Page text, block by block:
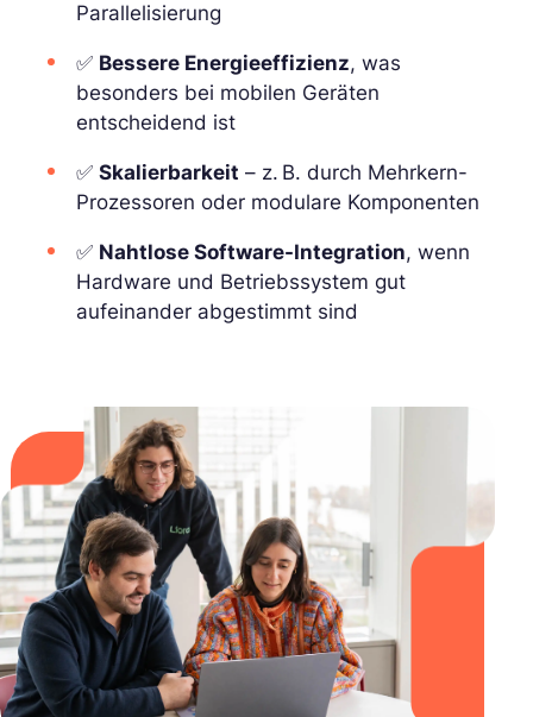
Parallelisierung
✅ Bessere Energieeffizienz, was
besonders bei mobilen Geräten
entscheidend ist
✅ Skalierbarkeit – z. B. durch Mehrkern-
Prozessoren oder modulare Komponenten
✅ Nahtlose Software-Integration, wenn
Hardware und Betriebssystem gut
aufeinander abgestimmt sind